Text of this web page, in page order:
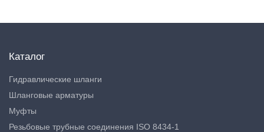
Каталог
Гидравлические шланги
Шланговые арматуры
Муфты
Резьбовые трубные соединения ISO 8434-1